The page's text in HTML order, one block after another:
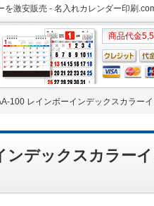
激安販売 - 名入れカレンダー印刷
商品代金
100 レインボーインデックスカラー
ンデックスカラー